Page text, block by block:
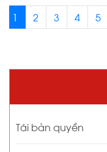
Tái bản quyền
1 2 3 4 5